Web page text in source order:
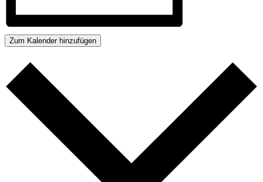
Zum Kalender hinzufügen